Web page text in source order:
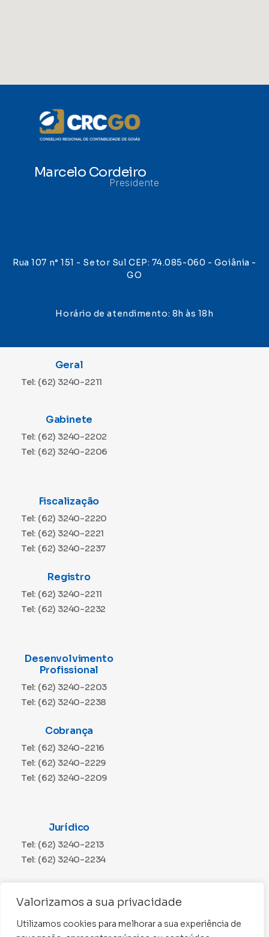
Valorizamos a sua privacidade
Utilizamos cookies para melhorar a sua experiência de
Marcelo Cordeiro
Presidente
Rua 107 n° 151 - Setor Sul CEP: 74.085-060 - Goiânia -
GO
Horário de atendimento: 8h às 18h
Geral
Tel: (62) 3240-2211
Gabinete
Tel: (62) 3240-2202
Tel: (62) 3240-2206
Fiscalização
Tel: (62) 3240-2220
Tel: (62) 3240-2221
Tel: (62) 3240-2237
Registro
Tel: (62) 3240-2211
Tel: (62) 3240-2232
Desenvolvimento
Profissional
Tel: (62) 3240-2203
Tel: (62) 3240-2238
Cobrança
Tel: (62) 3240-2216
Tel: (62) 3240-2229
Tel: (62) 3240-2209
Jurídico
Tel: (62) 3240-2213
Tel: (62) 3240-2234
Tel: (62) 3240-2230